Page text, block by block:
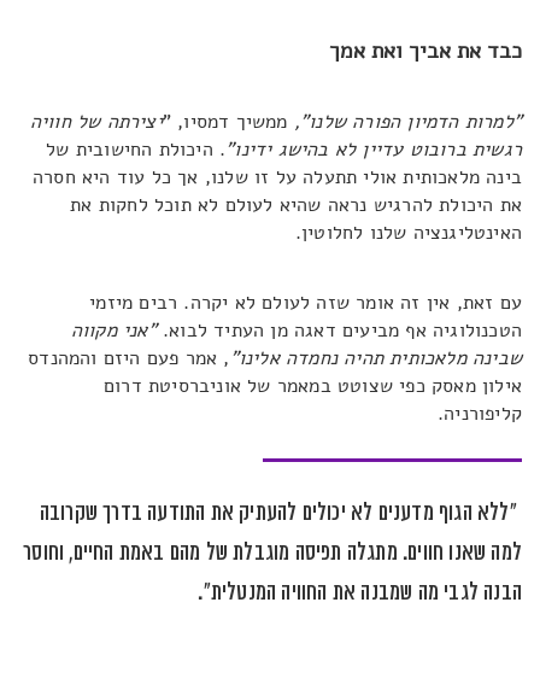
כבד את אביך ואת אמך
"למרות הדמיון הפורה שלנו", ממשיך דמסיו, "יצירתה של חוויה
רגשית ברובוט עדיין לא בהישג ידינו". היכולת החישובית של
בינה מלאכותית אולי תתעלה על זו שלנו, אך כל עוד היא חסרה
את היכולת להרגיש נראה שהיא לעולם לא תוכל לחקות את
האינטליגנציה שלנו לחלוטין.
עם זאת, אין זה אומר שזה לעולם לא יקרה. רבים מיזמי
הטכנולוגיה אף מביעים דאגה מן העתיד לבוא."אני מקווה
שבינה מלאכותית תהיה נחמדה אלינו", אמר פעם היזם והמהנדס
אילון מאסק כפי שצוטט במאמר של אוניברסיטת דרום
קליפורניה.
"ללא הגוף מדענים לא יכולים להעתיק את התודעה בדרך שקרובה
למה שאנו חווים. מתגלה תפיסה מוגבלת של מהם באמת החיים, וחוסר
הבנה לגבי מה שמבנה את החוויה המנטלית".